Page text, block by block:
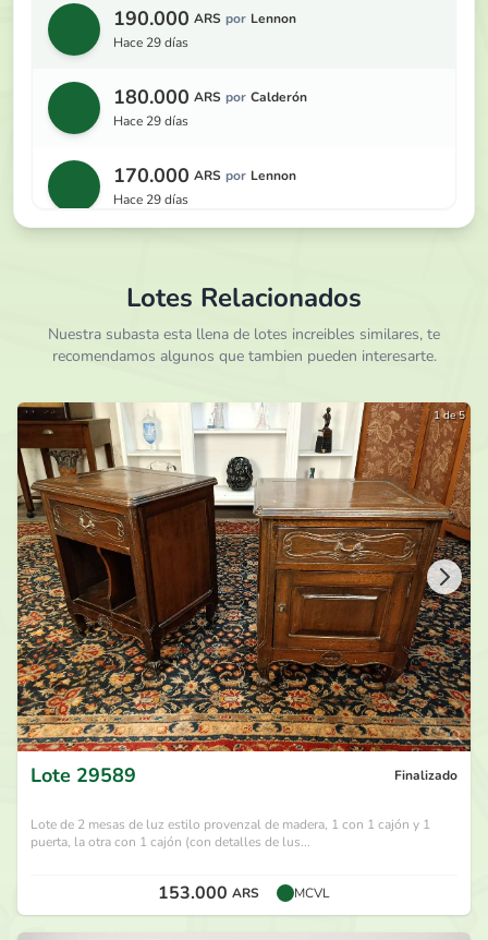
190.000 ARS por Lennon
hace 29 días
180.000 ARS por Calderón
hace 29 días
170.000 ARS por Lennon
hace 29 días
150.000 ARS por Lennon
hace 29 días
140.000 ARS por
Calderón
hace 29 días
130.000 ARS por Lennon
hace 29 días
120.000 ARS por Pedro 12
hace 29 días
110.000 ARS por Lennon
hace 29 días
100.000 ARS por Pedro 12
hace 29 días
Lotes Relacionados
Nuestra subasta esta llena de lotes increibles similares, te
recomendamos algunos que tambien pueden interesarte.
1 de 5
Lote 29589 Finalizado
Lote de 2 mesas de luz estilo provenzal de madera, 1 con 1 cajón y 1
puerta, la otra con 1 cajón (con detalles de lus...
153.000 ARS MCVL